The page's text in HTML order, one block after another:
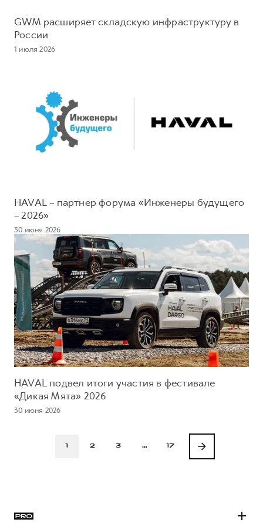
GWM расширяет складскую инфраструктуру в
России
1 июля 2026
HAVAL – партнер форума «Инженеры будущего
– 2026»
30 июня 2026
HAVAL подвел итоги участия в фестивале
«Дикая Мята» 2026
30 июня 2026
1 2 3 … 17